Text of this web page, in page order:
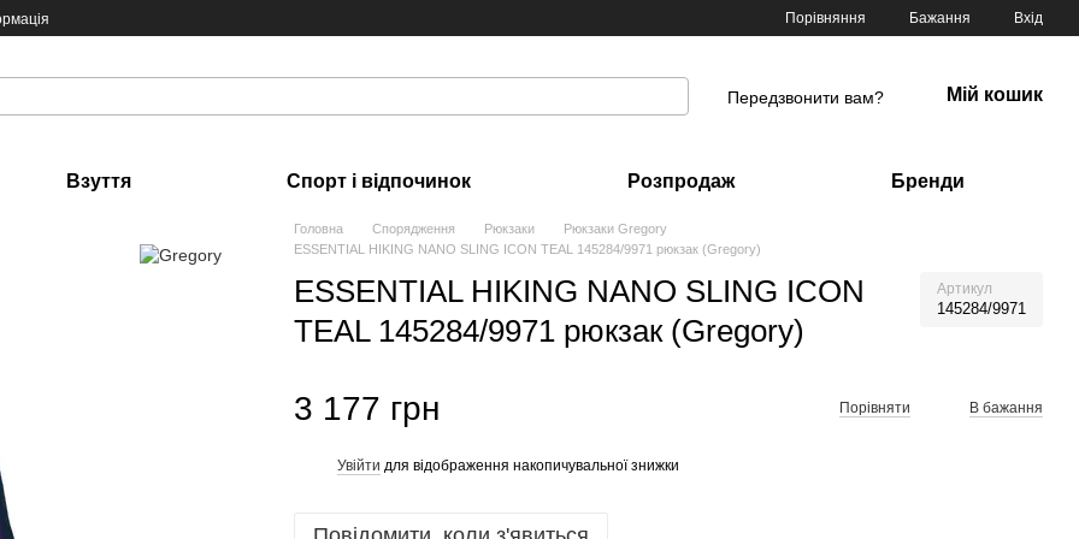
Порівняння Бажання Вхід
Передзвонити вам? Мій кошик
Взуття Спорт і відпочинок Розпродаж Бренди
Головна Спорядження Рюкзаки
Рюкзаки Gregory
ESSENTIAL HIKING NANO SLING ICON TEAL 145284/9971 рюкзак (Gregory)
ESSENTIAL HIKING NANO SLING ICON
TEAL 145284/9971 рюкзак (Gregory)
Артикул
145284/9971
3 177 грн Порівняти В бажання
Увійти для відображення накопичувальної знижки